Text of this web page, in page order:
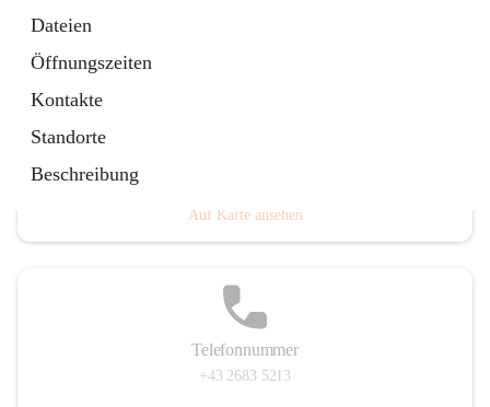
Dateien
Öffnungszeiten
Kontakte
Standorte
Beschreibung
Auf Karte ansehen
Telefonnummer
+43 2683 5213